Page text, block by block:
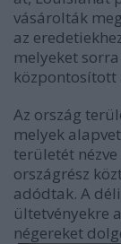
vásárolták
az
melyeket
központosított
Az ország
melyek
területét
országrész
adódtak. A
ültetvényekre
négereket